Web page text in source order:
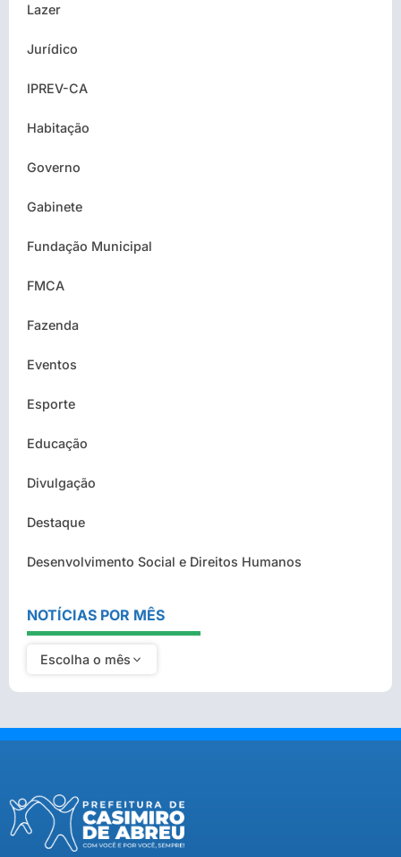
Lazer
Jurídico
IPREV-CA
Habitação
Governo
Gabinete
Fundação Municipal
FMCA
Fazenda
Eventos
Esporte
Educação
Divulgação
Destaque
Desenvolvimento Social e Direitos Humanos
NOTÍCIAS POR MÊS
Escolha o mês